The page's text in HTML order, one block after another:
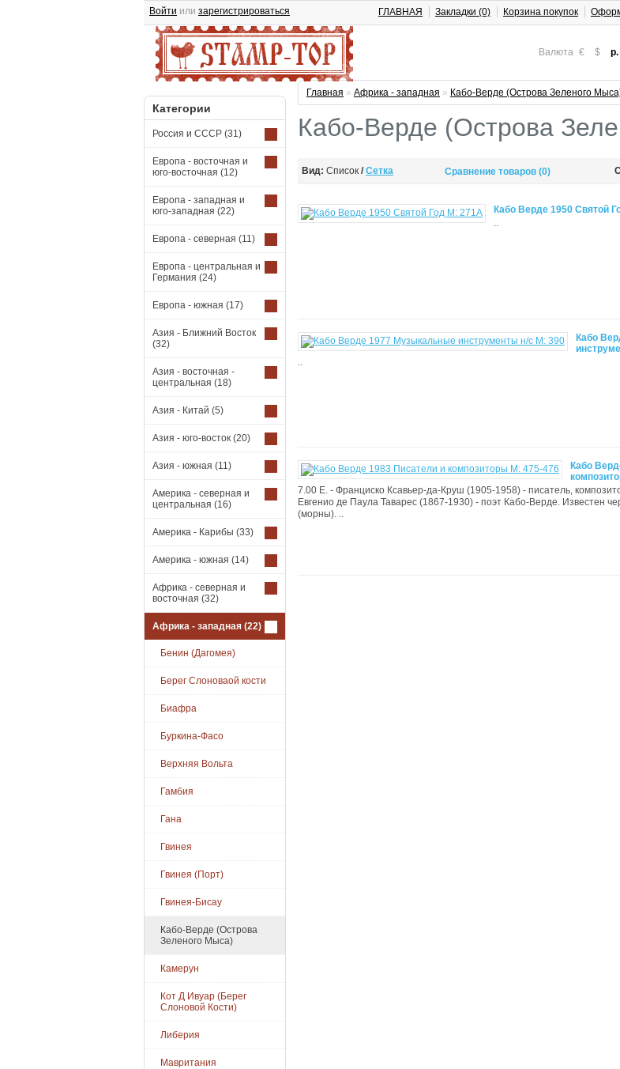
Валюта € $ р.
Войти или зарегистрироваться ГЛАВНАЯ Закладки (0) Корзина покупок
Категории
Россия и СССР (31)
Европа - восточная и
юго-восточная (12)
Европа - западная и
юго-западная (22)
Европа - северная (11)
Европа - центральная и
Германия (24)
Европа - южная (17)
Азия - Ближний Восток
(32)
Азия - восточная -
центральная (18)
Азия - Китай (5)
Азия - юго-восток (20)
Азия - южная (11)
Америка - северная и
центральная (16)
Америка - Карибы (33)
Америка - южная (14)
Африка - северная и
восточная (32)
Африка - западная (22)
Бенин (Дагомея)
Берег Слоноваой кости
Биафра
Буркина-Фасо
Верхняя Вольта
Гамбия
Гана
Гвинея
Гвинея (Порт)
Гвинея-Бисау
Кабо-Верде (Острова
Зеленого Мыса)
Камерун
Кот Д Ивуар (Берег
Слоновой Кости)
Либерия
Мавритания
Главная » Африка - западная » Кабо-Верде (Острова Зеленого
Кабо-Верде (Острова
Вид: Список / Сетка Сравнение товаров (0)
Кабо Верде 1950 Святой
..
Кабо
..
Кабо
7.00 Е. - Франциско Ксавьер-да-Круш (1905-1958) - писатель,
Eвгенио де Паула Таварес (1867-1930) - поэт Кабо-Верде. Известен
(морны). ..